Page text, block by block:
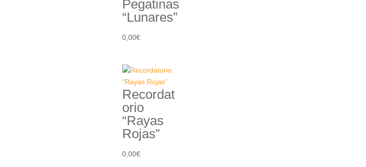
Pegatinas
“Lunares”
0,00€
Recordat
orio
“Rayas
Rojas”
0,00€